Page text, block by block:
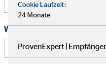
Wie hast Du von uns
Cookie Laufzeit:
24 Monate
ProvenExpert |